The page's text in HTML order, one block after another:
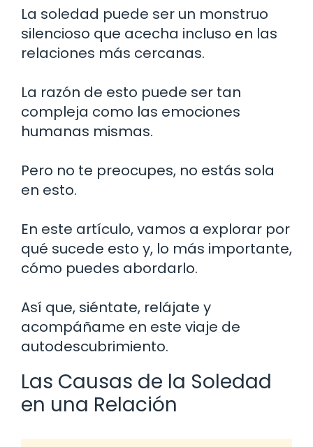
La soledad puede ser un monstruo
silencioso que acecha incluso en las
relaciones más cercanas.
La razón de esto puede ser tan
compleja como las emociones
humanas mismas.
Pero no te preocupes, no estás sola
en esto.
En este artículo, vamos a explorar por
qué sucede esto y, lo más importante,
cómo puedes abordarlo.
Así que, siéntate, relájate y
acompáñame en este viaje de
autodescubrimiento.
Las Causas de la Soledad
en una Relación